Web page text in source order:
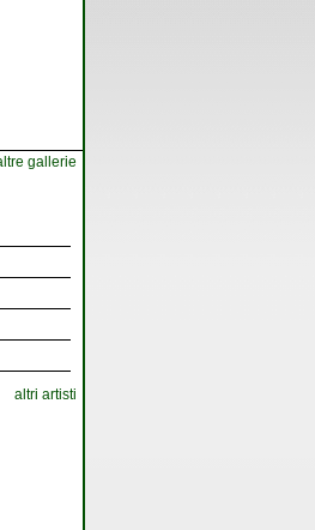
gallerie
altri artisti